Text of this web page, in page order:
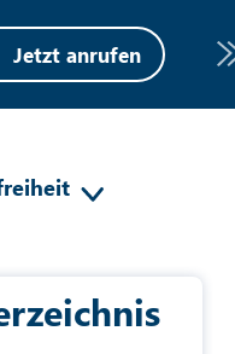
Jetzt anrufen